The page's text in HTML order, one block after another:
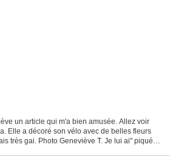
un article qui m'a bien amusée. Allez voir
Elle a décoré son vélo avec de belles fleurs
très gai. Photo Geneviève T. Je lui ai" piqué"